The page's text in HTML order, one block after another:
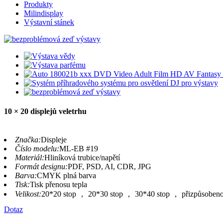
Produkty
Milindisplay
Výstavní stánek
10 × 20 displejů veletrhu
Značka:Displeje
Číslo modelu:ML-EB #19
Materiál:Hliníková trubice/napětí
Formát designu:PDF, PSD, AI, CDR, JPG
Barva:CMYK plná barva
Tisk:Tisk přenosu tepla
Velikost:20*20 stop ， 20*30 stop ， 30*40 stop ，
Dotaz